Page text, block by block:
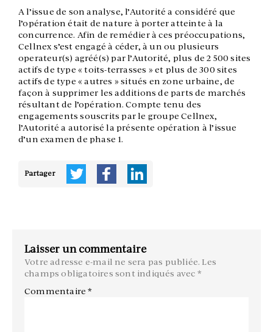
A l’issue de son analyse, l’Autorité a considéré que
l’opération était de nature à porter atteinte à la
concurrence. Afin de remédier à ces préoccupations,
Cellnex s’est engagé à céder, à un ou plusieurs
operateur(s) agréé(s) par l’Autorité, plus de 2 500 sites
actifs de type « toits-terrasses » et plus de 300 sites
actifs de type « autres » situés en zone urbaine, de
façon à supprimer les additions de parts de marchés
résultant de l’opération. Compte tenu des
engagements souscrits par le groupe Cellnex,
l’Autorité a autorisé la présente opération à l’issue
d’un examen de phase 1.
Partager
Laisser un commentaire
Votre adresse e-mail ne sera pas publiée. Les
champs obligatoires sont indiqués avec *
Commentaire*